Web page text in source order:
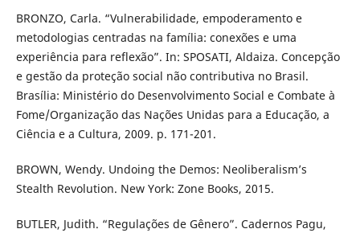
BRONZO, Carla. “Vulnerabilidade, empoderamento e
metodologias centradas na família: conexões e uma
experiência para reflexão”. In: SPOSATI, Aldaiza. Concepção
e gestão da proteção social não contributiva no Brasil.
Brasília: Ministério do Desenvolvimento Social e Combate à
Fome/Organização das Nações Unidas para a Educação, a
Ciência e a Cultura, 2009. p. 171-201.
BROWN, Wendy. Undoing the Demos: Neoliberalism’s
Stealth Revolution. New York: Zone Books, 2015.
BUTLER, Judith. “Regulações de Gênero”. Cadernos Pagu,